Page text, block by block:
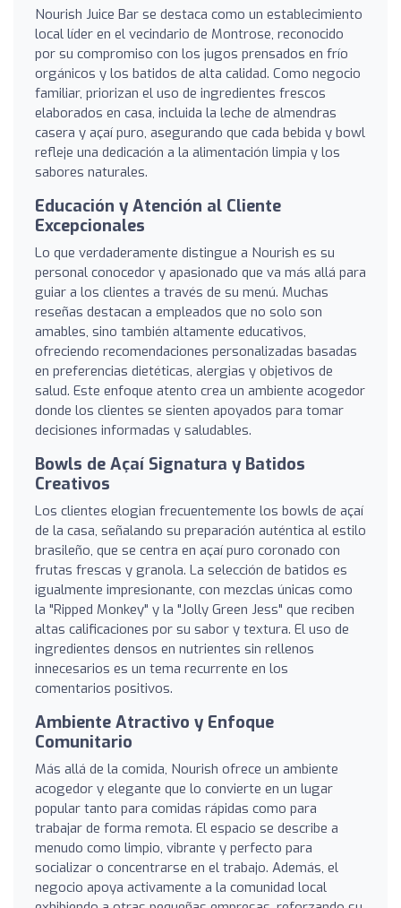
Nourish Juice Bar se destaca como un establecimiento
local líder en el vecindario de Montrose, reconocido
por su compromiso con los jugos prensados en frío
orgánicos y los batidos de alta calidad. Como negocio
familiar, priorizan el uso de ingredientes frescos
elaborados en casa, incluida la leche de almendras
casera y açaí puro, asegurando que cada bebida y bowl
refleje una dedicación a la alimentación limpia y los
sabores naturales.
Educación y Atención al Cliente
Excepcionales
Lo que verdaderamente distingue a Nourish es su
personal conocedor y apasionado que va más allá para
guiar a los clientes a través de su menú. Muchas
reseñas destacan a empleados que no solo son
amables, sino también altamente educativos,
ofreciendo recomendaciones personalizadas basadas
en preferencias dietéticas, alergias y objetivos de
salud. Este enfoque atento crea un ambiente acogedor
donde los clientes se sienten apoyados para tomar
decisiones informadas y saludables.
Bowls de Açaí Signatura y Batidos
Creativos
Los clientes elogian frecuentemente los bowls de açaí
de la casa, señalando su preparación auténtica al estilo
brasileño, que se centra en açaí puro coronado con
frutas frescas y granola. La selección de batidos es
igualmente impresionante, con mezclas únicas como
la "Ripped Monkey" y la "Jolly Green Jess" que reciben
altas calificaciones por su sabor y textura. El uso de
ingredientes densos en nutrientes sin rellenos
innecesarios es un tema recurrente en los
comentarios positivos.
Ambiente Atractivo y Enfoque
Comunitario
Más allá de la comida, Nourish ofrece un ambiente
acogedor y elegante que lo convierte en un lugar
popular tanto para comidas rápidas como para
trabajar de forma remota. El espacio se describe a
menudo como limpio, vibrante y perfecto para
socializar o concentrarse en el trabajo. Además, el
negocio apoya activamente a la comunidad local